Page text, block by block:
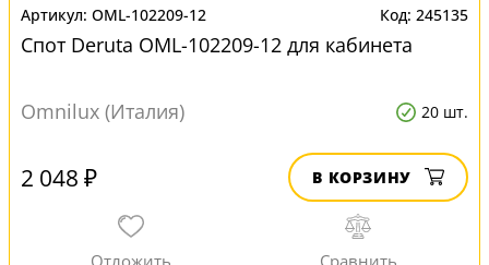
OML-102209-12 245135
Спот Deruta OML-102209-12 для кабинета
Omnilux (Италия) 20 шт.
2 048 ₽ В КОРЗИНУ